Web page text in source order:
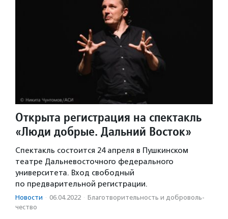
Открыта регистрация на спектакль
«Люди добрые. Дальний Восток»
Спектакль состоится 24 апреля в Пушкинском
театре Дальневосточного федерального
университета. Вход свободный
по предварительной регистрации.
Новости · 06.04.2022 · Благотвори­тель­ность и доброволь­
чест­во